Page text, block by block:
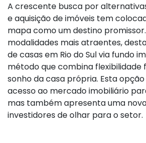
A crescente busca por
e aquisição de imóveis tem
mapa como um destino
modalidades mais atraentes,
de casas em Rio do Sul via fundo
método que combina flexibilidade
sonho da casa própria. Esta
acesso ao mercado imobiliário
mas também apresenta uma
investidores de olhar para o setor.